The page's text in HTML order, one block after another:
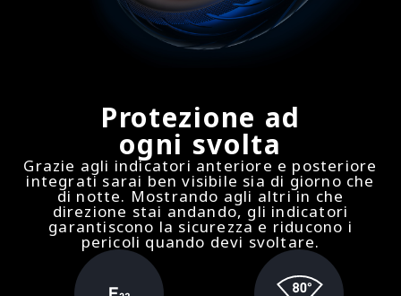
Protezione ad
ogni svolta
Grazie agli indicatori anteriore e posteriore
integrati sarai ben visibile sia di giorno che
di notte. Mostrando agli altri in che
direzione stai andando, gli indicatori
garantiscono la sicurezza e riducono i
pericoli quando devi svoltare.